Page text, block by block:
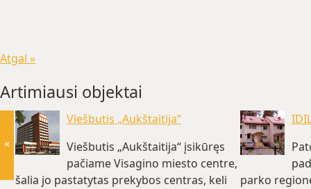
Atgal »
Artimiausi objektai
Viešbutis „Aukštaitija“
Viešbutis „Aukštaitija“ įsikūręs
pačiame Visagino miesto centre,
šalia jo pastatytas prekybos centras, keli
parko
«